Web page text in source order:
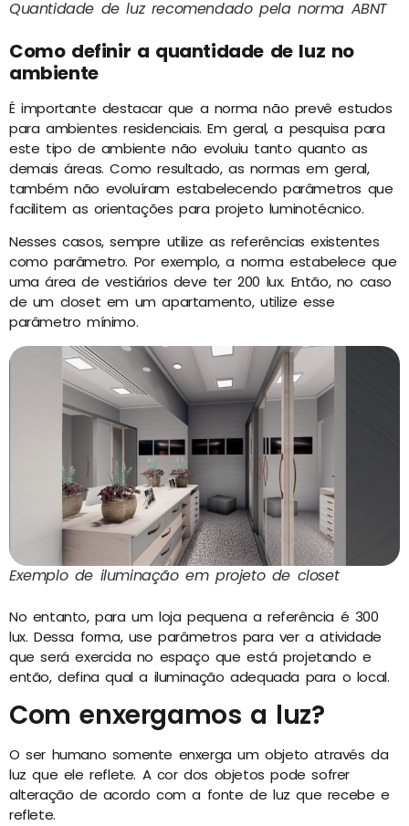
Quantidade de luz recomendado pela norma ABNT
Como definir a quantidade de luz no
ambiente
É importante destacar que a norma não prevê estudos
para ambientes residenciais. Em geral, a pesquisa para
este tipo de ambiente não evoluiu tanto quanto as
demais áreas. Como resultado, as normas em geral,
também não evoluíram estabelecendo parâmetros que
facilitem as orientações para projeto luminotécnico.
Nesses casos, sempre utilize as referências existentes
como parâmetro. Por exemplo, a norma estabelece que
uma área de vestiários deve ter 200 lux. Então, no caso
de um closet em um apartamento, utilize esse
parâmetro mínimo.
Exemplo de iluminação em projeto de closet
No entanto, para um loja pequena a referência é 300
lux. Dessa forma, useparâmetros para ver a atividade
que será exercida no espaço que está projetando e
então, defina qual a iluminação adequada para o local.
Com enxergamos a luz?
O ser humano somente enxerga um objeto através da
luz que ele reflete. A cor dos objetos pode sofrer
alteração de acordo com a fonte de luz que recebe e
reflete.